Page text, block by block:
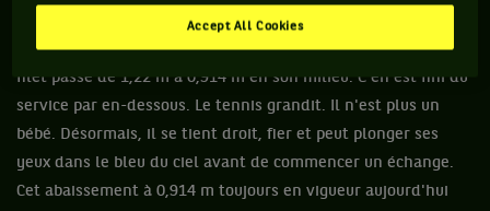
Dans les années qui suivent, la "technique Myers" se
propage. En 1982, après plusieurs ajustements, la hauteur du
filet passe de 1,22 m à 0,914 m en son milieu. C'en est fini du
service par en-dessous. Le tennis grandit. Il n'est plus un
bébé. Désormais, il se tient droit, fier et peut plonger ses
yeux dans le bleu du ciel avant de commencer un échange.
Cet abaissement à 0,914 m toujours en vigueur aujourd'hui
Accept All Cookies